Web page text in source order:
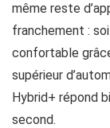
même reste
franchement :
confortable
supérieur
Hybrid+ répond
second.